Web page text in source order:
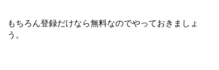
もちろん登録だけなら無料なのでやっておきましょ
う。